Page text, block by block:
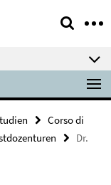
Corso di
Dr.